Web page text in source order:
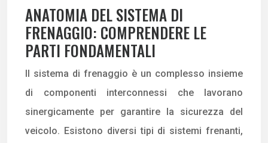
ANATOMIA DEL SISTEMA DI
FRENAGGIO: COMPRENDERE LE
PARTI FONDAMENTALI
Il sistema di frenaggio è un complesso insieme
di componenti interconnessi che lavorano
sinergicamente per garantire la sicurezza del
veicolo. Esistono diversi tipi di sistemi frenanti,